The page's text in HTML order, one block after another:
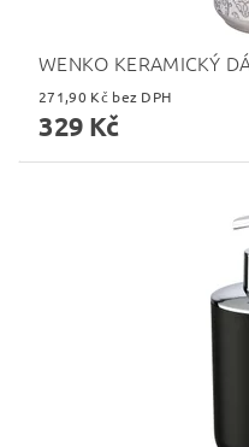
WENKO KERAMICKÝ
271,90 Kč bez DPH
329 Kč